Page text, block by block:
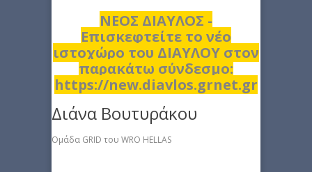
ΝΕΟΣ ΔΙΑΥΛΟΣ -
Επισκεφτείτε το νέο
ιστοχώρο του ΔΙΑΥΛΟΥ στον
παρακάτω σύνδεσμο:
https://new.diavlos.grnet.gr
Διάνα Βουτυράκου
Ομάδα GRID του WRO HELLAS